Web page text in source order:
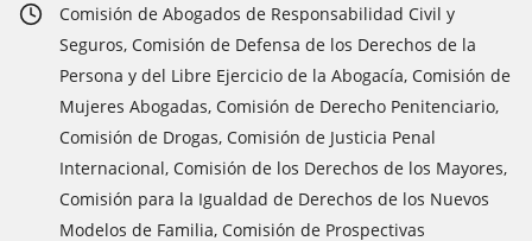
Comisión de Abogados de Responsabilidad Civil y
Seguros, Comisión de Defensa de los Derechos de la
Persona y del Libre Ejercicio de la Abogacía, Comisión de
Mujeres Abogadas, Comisión de Derecho Penitenciario,
Comisión de Drogas, Comisión de Justicia Penal
Internacional, Comisión de los Derechos de los Mayores,
Comisión para la Igualdad de Derechos de los Nuevos
Modelos de Familia, Comisión de Prospectivas